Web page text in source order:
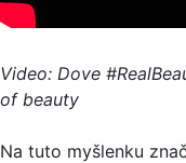
Video: Dove
of beauty
Na tuto myšlenku